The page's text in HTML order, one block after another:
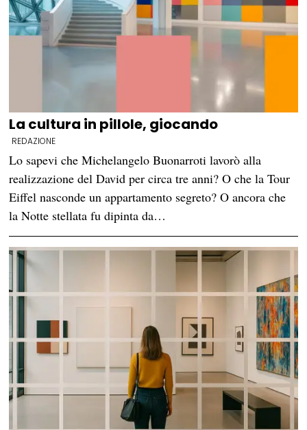
La cultura in pillole, giocando
REDAZIONE
Lo sapevi che Michelangelo Buonarroti lavorò alla
realizzazione del David per circa tre anni? O che la Tour
Eiffel nasconde un appartamento segreto? O ancora che
la Notte stellata fu dipinta da…